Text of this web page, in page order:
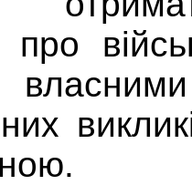
про